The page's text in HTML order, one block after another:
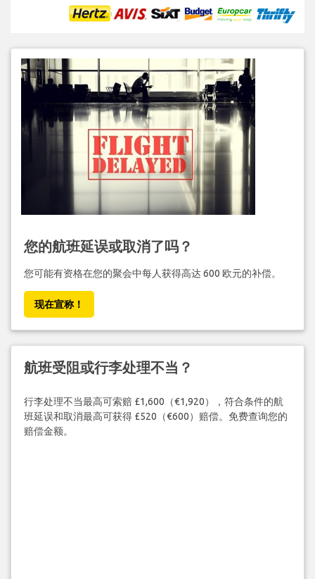
您的航班延误或取消了吗？
您可能有资格在您的聚会中每人获得高达 600 欧元的补偿。
现在宣称！
航班受阻或行李处理不当？
行李处理不当最高可索赔 £1,600（€1,920），符合条件的航
班延误和取消最高可获得 £520（€600）赔偿。免费查询您的
赔偿金额。